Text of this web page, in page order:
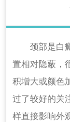
颈部是白
置相对隐蔽，
积增大或颜色
过了较好的关
样直接影响外